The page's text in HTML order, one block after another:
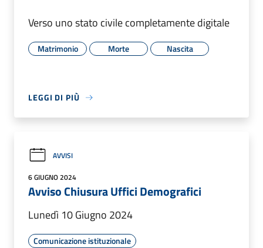
Verso uno stato civile completamente digitale
Matrimonio Morte Nascita
LEGGI DI PIÙ
AVVISI
6 GIUGNO 2024
Avviso Chiusura Uffici Demografici
Lunedì 10 Giugno 2024
Comunicazione istituzionale